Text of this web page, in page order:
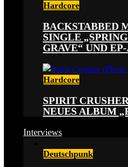
Hardcore
BACKSTABBED
SINGLE
GRAVE“ UND
Hardcore
SPIRIT
NEUES ALBUM
Interviews
Deutschpunk